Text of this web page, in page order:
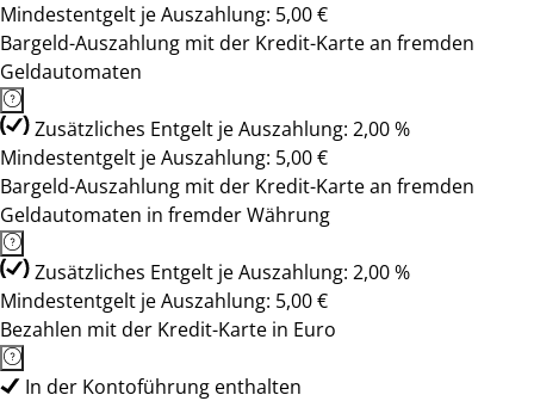
Mindestentgelt je Auszahlung: 5,00 €
Bargeld-Auszahlung mit der Kredit-Karte an fremden
Geldautomaten
Zusätzliches Entgelt je Auszahlung: 2,00 %
Mindestentgelt je Auszahlung: 5,00 €
Bargeld-Auszahlung mit der Kredit-Karte an fremden
Geldautomaten in fremder Währung
Zusätzliches Entgelt je Auszahlung: 2,00 %
Mindestentgelt je Auszahlung: 5,00 €
Bezahlen mit der Kredit-Karte in Euro
In der Kontoführung enthalten